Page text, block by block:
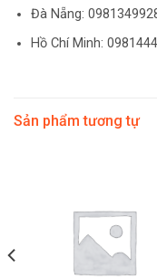
Đà Nẵng:
Hồ Chí Minh:
Sản phẩm tương tự